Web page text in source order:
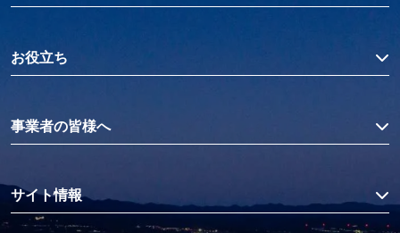
お役立ち
事業者の皆様へ
サイト情報